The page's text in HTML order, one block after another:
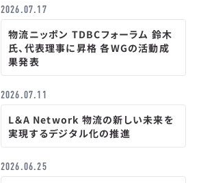
2026.07.17
物流ニッポン TDBCフォーラム 鈴木
氏、代表理事に昇格 各WGの活動成
果発表
2026.07.11
L＆A Network 物流の新しい未来を
実現するデジタル化の推進
2026.06.25